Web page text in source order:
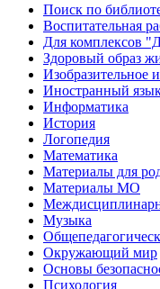
Поиск по
Воспитательная
Для комплексов
Здоровый образ
Изобразительное
Иностранный
Информатика
История
Логопедия
Математика
Материалы для
Материалы МО
Музыка
Окружающий мир
Основы
Психология